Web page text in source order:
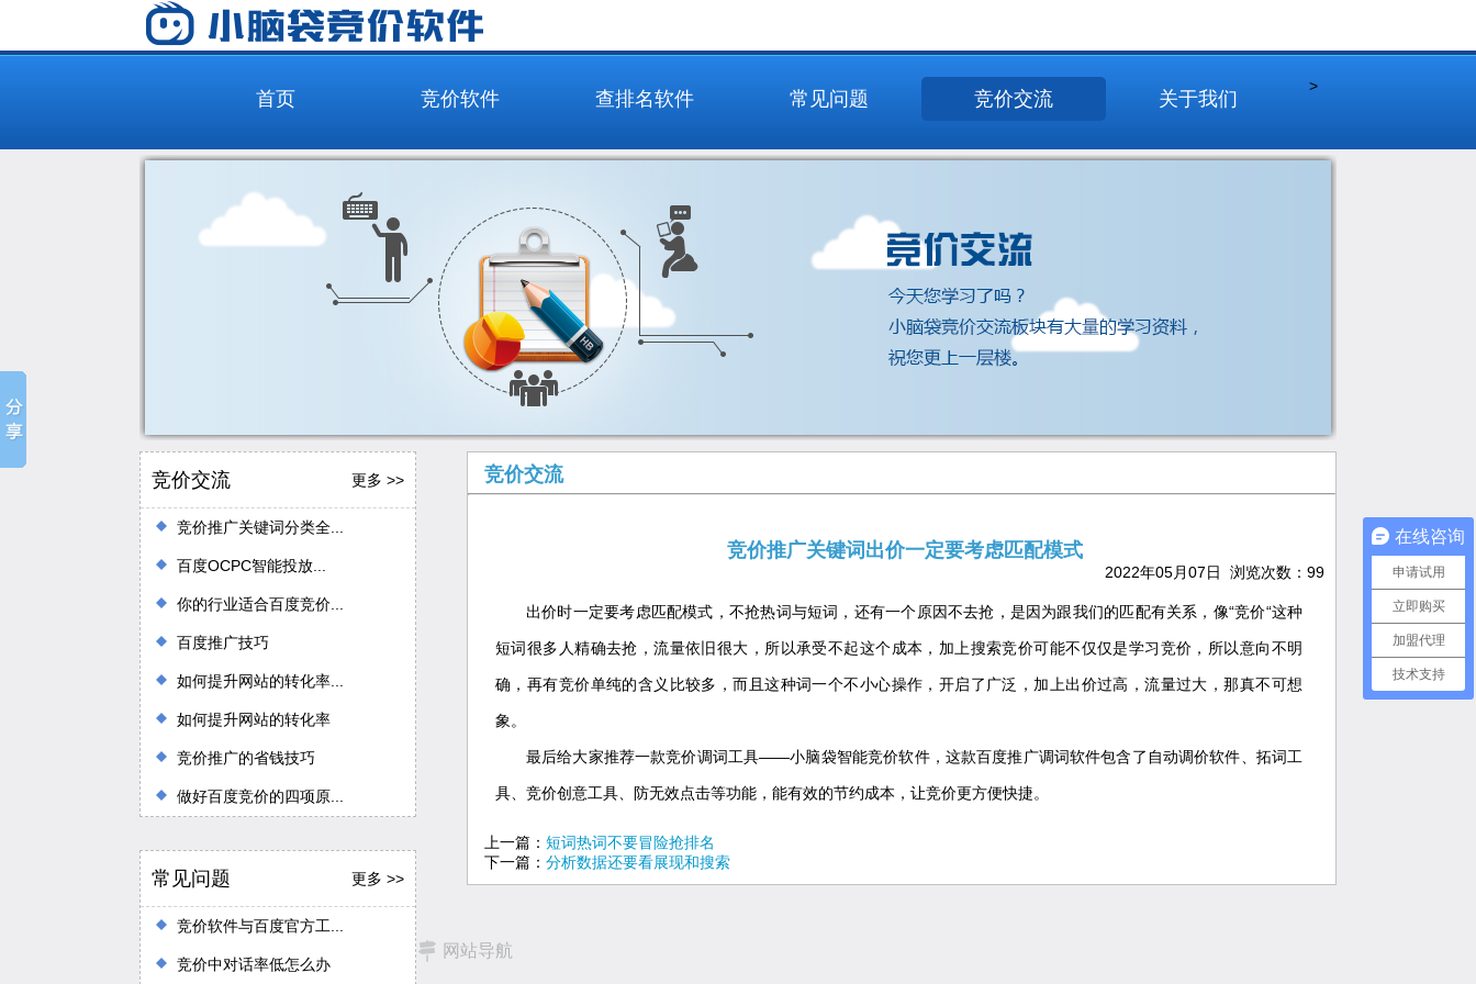
首页 竞价软件 查排名软件
>
常见问题 竞价交流 关于我们
竞价交流 更多 >>
竞价推广关键词分类全...
百度OCPC智能投放...
你的行业适合百度竞价...
百度推广技巧
如何提升网站的转化率...
如何提升网站的转化率
竞价推广的省钱技巧
做好百度竞价的四项原...
常见问题 更多 >>
竞价软件与百度官方工...
竞价中对话率低怎么办
竞价交流
竞价推广关键词出价一定要考虑匹配模式
2022年05月07日 浏览次数： 99
出价时一定要考虑匹配模式，不抢热词与短词，还有一个原因不去抢，是因为跟我们的匹配有关系，像“竞价“这种
短词很多人精确去抢，流量依旧很大，所以承受不起这个成本，加上搜索竞价可能不仅仅是学习竞价，所以意向不明
确，再有竞价单纯的含义比较多，而且这种词一个不小心操作，开启了广泛，加上出价过高，流量过大，那真不可想
象。
最后给大家推荐一款竞价调词工具——小脑袋智能竞价软件，这款百度推广调词软件包含了自动调价软件、拓词工
具、竞价创意工具、防无效点击等功能，能有效的节约成本，让竞价更方便快捷。
上一篇： 短词热词不要冒险抢排名
下一篇： 分析数据还要看展现和搜索
网站导航
在线咨询
申请试用
立即购买
加盟代理
技术支持